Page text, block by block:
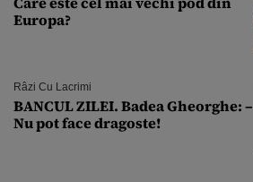
Europa?
Râzi Cu Lacrimi
BANCUL ZILEI. Badea Gheorghe: –
Nu pot face dragoste!